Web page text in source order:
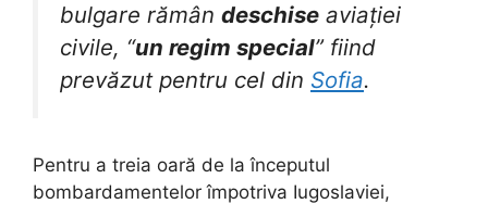
bulgare rămân deschise aviației
civile, “un regim special” fiind
prevăzut pentru cel din Sofia.
Pentru a treia oară de la începutul
bombardamentelor împotriva Iugoslaviei,